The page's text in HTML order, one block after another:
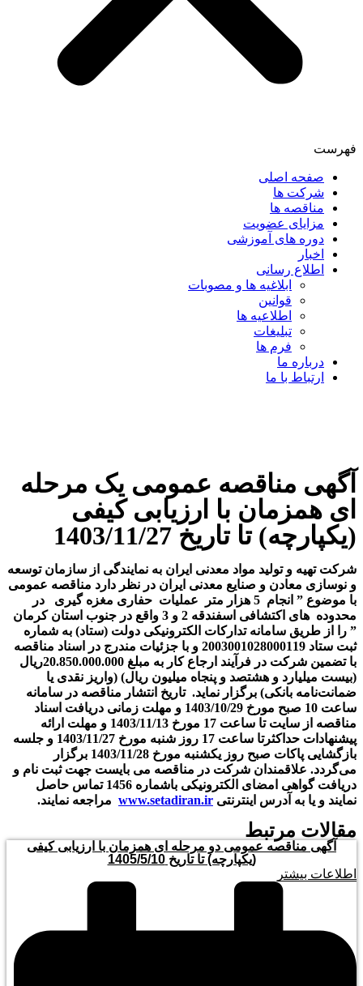
فهرست
صفحه اصلی
شرکت ها
مناقصه ها
مزایای عضویت
دوره های آموزشی
اخبار
اطلاع رسانی
ابلاغیه ها و مصوبات
قوانین
اطلاعیه ها
تبلیغات
فرم ها
درباره ما
ارتباط با ما
آگهی مناقصه عمومی یک مرحله
ای همزمان با ارزیابی کیفی
(یکپارچه) تا تاریخ 1403/11/27
شرکت تهیه و تولید مواد معدنی ایران به نمایندگی از سازمان توسعه
و نوسازی معادن و صنایع معدنی ایران در نظر دارد مناقصه عمومی
با موضوع ” انجام 5 هزار متر عملیات حفاری مغزه گیری در
محدوده های اکتشافی اسفندقه 2 و 3 واقع در جنوب استان کرمان
” را از طریق سامانه تدارکات الکترونیکی دولت (ستاد) به شماره
ثبت ستاد 2003001028000119 و با جزئیات مندرج در اسناد مناقصه
با تضمین شرکت در فرآیند ارجاع کار به مبلغ 20.850.000.000ريال
(بیست میلیارد و هشتصد و پنجاه میلیون ریال) (واریز نقدی یا
ضمانت‌نامه بانکی) برگزار نماید. تاریخ انتشار مناقصه در سامانه
ساعت 10 صبح مورخ 1403/10/29 و مهلت زمانی دریافت اسناد
مناقصه از سایت تا ساعت 17 مورخ 1403/11/13 و مهلت ارائه
پیشنهادات حداکثرتا ساعت 17 روز شنبه مورخ 1403/11/27 و جلسه
بازگشایی پاکات صبح روز یکشنبه مورخ 1403/11/28 برگزار
می‌گردد. علاقمندان شرکت در مناقصه می بایست جهت ثبت نام و
دریافت گواهی امضای الکترونیکی باشماره 1456 تماس حاصل
نمایند و یا به آدرس اینترنتی www.setadiran.ir مراجعه نمایند.
مقالات مرتبط
آگهی مناقصه عمومی دو مرحله ای همزمان با ارزیابی کیفی
(یکپارچه) تا تاریخ 1405/5/10
اطلاعات بیشتر